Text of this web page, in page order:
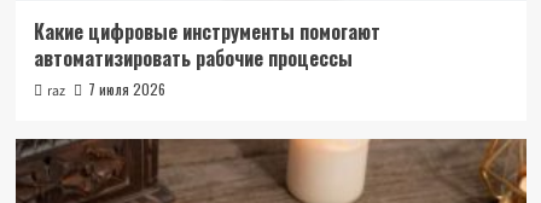
Какие цифровые инструменты помогают
автоматизировать рабочие процессы
raz 7 июля 2026